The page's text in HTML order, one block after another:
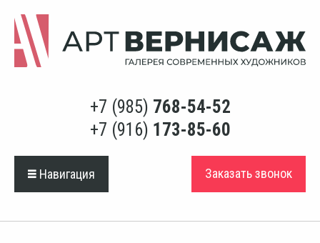
+7 (985) 768-54-52
+7 (916) 173-85-60
Навигация Заказать звонок